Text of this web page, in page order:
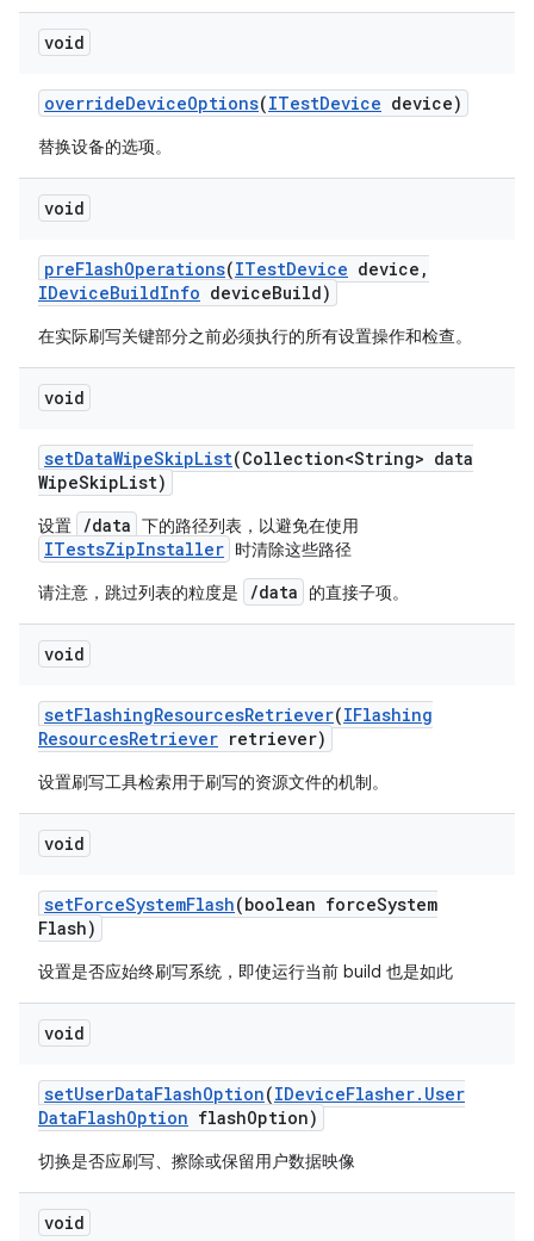
void
overrideDeviceOptions(ITestDevice device)
替换设备的选项。
void
preFlashOperations(ITestDevice device ,
IDeviceBuildInfo deviceBuild)
在实际刷写关键部分之前必须执行的所有设置操作和检查。
void
setDataWipeSkipList(Collection<String> data
WipeSkipList)
设置 /data 下的路径列表，以避免在使用
ITestsZipInstaller 时清除这些路径
请注意，跳过列表的粒度是
/data 的直接子项。
void
setFlashingResourcesRetriever(IFlashing
ResourcesRetriever retriever)
设置刷写工具检索用于刷写的资源文件的机制。
void
setForceSystemFlash(boolean forceSystem
Flash)
设置是否应始终刷写系统，即使运行当前 build 也是如此
void
setUserDataFlashOption(IDeviceFlasher. User
DataFlashOption flashOption)
切换是否应刷写、擦除或保留用户数据映像
void